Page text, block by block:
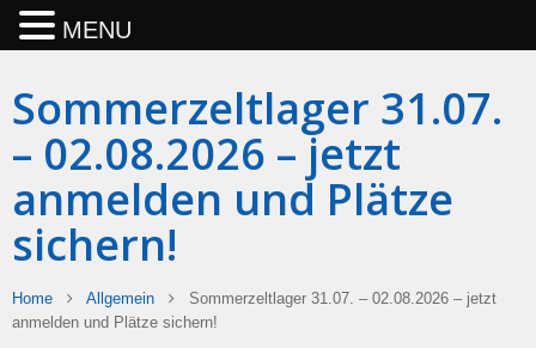
Sommerzeltlager 31.07.
– 02.08.2026 – jetzt
anmelden und Plätze
sichern!
Home Allgemein
Sommerzeltlager 31.07. – 02.08.2026 – jetzt
anmelden und Plätze sichern!
MENU